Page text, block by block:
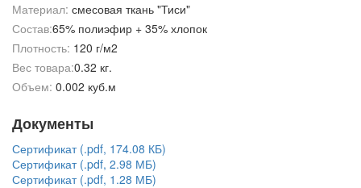
Материал: смесовая ткань "Тиси"
Состав:65% полиэфир + 35% хлопок
Плотность: 120 г/м2
Вес товара:0.32 кг.
Объем: 0.002 куб.м
Документы
Сертификат (.pdf, 174.08 КБ)
Сертификат (.pdf, 2.98 МБ)
Сертификат (.pdf, 1.28 МБ)